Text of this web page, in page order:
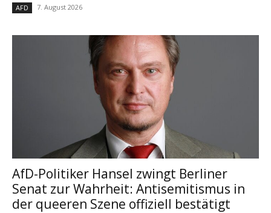
AFD 7. August 2026
AfD-Politiker Hansel zwingt Berliner
Senat zur Wahrheit: Antisemitismus in
der queeren Szene offiziell bestätigt